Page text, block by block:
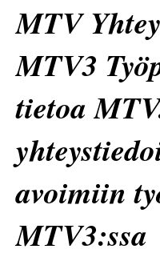
MTV
MTV3
tietoa
avoimiin
MTV3:ssa